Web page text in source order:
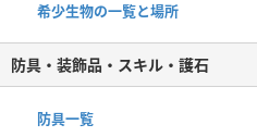
希少生物の一覧と場所
防具・装飾品・スキル・護石
防具一覧